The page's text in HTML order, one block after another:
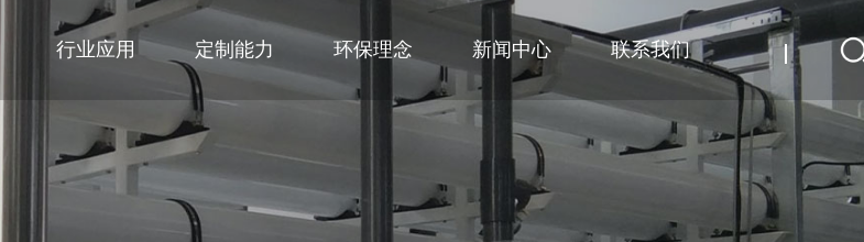
行业应用 定制能力 环保理念 新闻中心 联系我们